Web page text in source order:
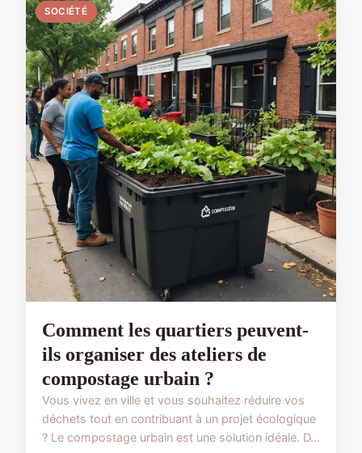
SOCIÉTÉ
Comment les quartiers peuvent-
ils organiser des ateliers de
compostage urbain ?
Vous vivez en ville et vous souhaitez réduire vos
déchets tout en contribuant à un projet écologique
? Le compostage urbain est une solution idéale. D...